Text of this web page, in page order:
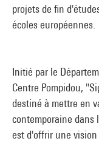
projets de fin
écoles européennes.
Initié par le
Centre Pompidou,
destiné à mettre en
contemporaine dans
est d'offrir une